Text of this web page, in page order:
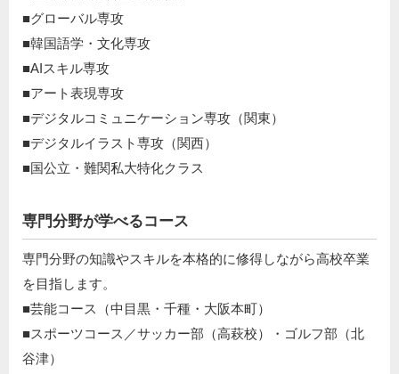
■グローバル専攻
■韓国語学・文化専攻
■AIスキル専攻
■アート表現専攻
■デジタルコミュニケーション専攻（関東）
■デジタルイラスト専攻（関西）
■国公立・難関私大特化クラス
専門分野が学べるコース
専門分野の知識やスキルを本格的に修得しながら高校卒業
を目指します。
■芸能コース（中目黒・千種・大阪本町）
■スポーツコース／サッカー部（高萩校）・ゴルフ部（北
谷津）